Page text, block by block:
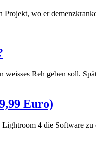
wo er
Reh geben soll.
Euro)
4 die Software zu